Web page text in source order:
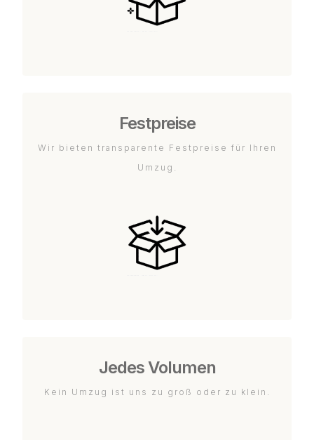
Festpreise
Wir bieten transparente Festpreise für Ihren
Umzug.
Jedes Volumen
Kein Umzug ist uns zu groß oder zu klein.